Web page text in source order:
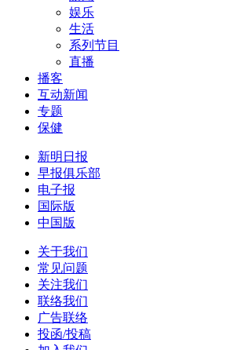
娱乐
生活
系列节目
直播
播客
互动新闻
专题
保健
新明日报
早报俱乐部
电子报
国际版
中国版
关于我们
常见问题
关注我们
联络我们
广告联络
投函/投稿